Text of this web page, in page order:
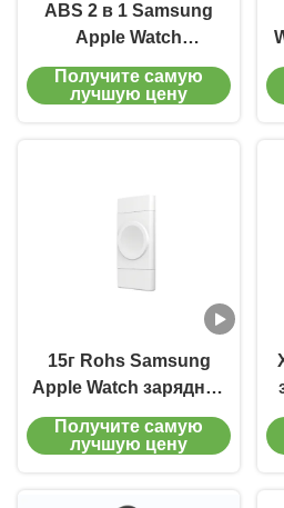
ABS 2 в 1 Samsung
Apple Watch
Беспроводное
зарядное устройство
Получите самую
лучшую цену
15г Rohs Samsung
Apple Watch зарядное
устройство двойная
зарядка
Получите самую
лучшую цену